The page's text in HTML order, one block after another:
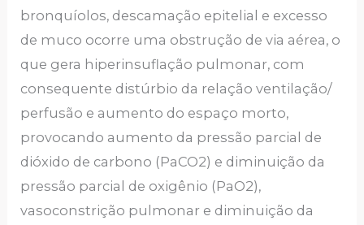
bronquíolos, descamação epitelial e excesso
de muco ocorre uma obstrução de via aérea, o
que gera hiperinsuflação pulmonar, com
consequente distúrbio da relação ventilação/
perfusão e aumento do espaço morto,
provocando aumento da pressão parcial de
dióxido de carbono (PaCO2) e diminuição da
pressão parcial de oxigênio (PaO2),
vasoconstrição pulmonar e diminuição da